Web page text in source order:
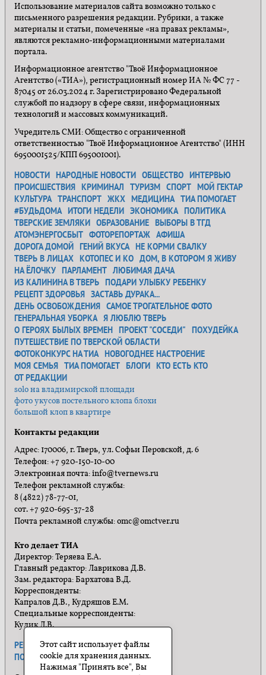
Использование материалов сайта возможно только с
письменного разрешения редакции. Рубрики, а также
материалы и статьи, помеченные «на правах рекламы»,
являются рекламно-информационными материалами
портала.
Информационное агентство "Твоё Информационное
Агентство («ТИА»), регистрационный номер ИА № ФС 77 -
87045 от 26.03.2024 г. Зарегистрировано Федеральной
службой по надзору в сфере связи, информационных
технологий и массовых коммуникаций.
Учредитель СМИ: Общество с ограниченной
ответственностью "Твоё Информационное Агентство" (ИНН
6950001525/КПП 695001001).
НОВОСТИ НАРОДНЫЕ НОВОСТИ ОБЩЕСТВО ИНТЕРВЬЮ
ПРОИСШЕСТВИЯ КРИМИНАЛ ТУРИЗМ СПОРТ МОЙ ГЕКТАР
КУЛЬТУРА ТРАНСПОРТ ЖКХ МЕДИЦИНА ТИА ПОМОГАЕТ
#БУДЬДОМА ИТОГИ НЕДЕЛИ ЭКОНОМИКА ПОЛИТИКА
ТВЕРСКИЕ ЗЕМЛЯКИ ОБРАЗОВАНИЕ ВЫБОРЫ В ТГД
АТОМЭНЕРГОСБЫТ ФОТОРЕПОРТАЖ АФИША
ДОРОГА ДОМОЙ ГЕНИЙ ВКУСА НЕ КОРМИ СВАЛКУ
ТВЕРЬ В ЛИЦАХ КОТОПЕС И КО ДОМ, В КОТОРОМ Я ЖИВУ
НА ЁЛОЧКУ ПАРЛАМЕНТ ЛЮБИМАЯ ДАЧА
ИЗ КАЛИНИНА В ТВЕРЬ ПОДАРИ УЛЫБКУ РЕБЕНКУ
РЕЦЕПТ ЗДОРОВЬЯ ЗАСТАВЬ ДУРАКА...
ДЕНЬ ОСВОБОЖДЕНИЯ САМОЕ ТРОГАТЕЛЬНОЕ ФОТО
ГЕНЕРАЛЬНАЯ УБОРКА Я ЛЮБЛЮ ТВЕРЬ
О ГЕРОЯХ БЫЛЫХ ВРЕМЕН ПРОЕКТ "СОСЕДИ"
ПОХУДЕЙКА
ПУТЕШЕСТВИЕ ПО ТВЕРСКОЙ ОБЛАСТИ
ФОТОКОНКУРС НА ТИА НОВОГОДНЕЕ НАСТРОЕНИЕ
МОЯ СЕМЬЯ ТИА ПОМОГАЕТ БЛОГИ КТО ЕСТЬ КТО
ОТ РЕДАКЦИИ
solo на владимирской площади
фото укусов постельного клопа блохи
большой клоп в квартире
Контакты редакции
Адрес: 170006, г. Тверь, ул. Софьи Перовской, д. 6
Телефон: +7 920-150-10-00
Электронная почта: info@tvernews.ru
Телефон рекламной службы:
8 (4822) 78-77-01,
сот. +7 920-695-37-28
Почта рекламной службы: omc@omctver.ru
Кто делает ТИА
Директор: Теряева Е.А.
Главный редактор: Лаврикова Д.В.
Зам. редактора: Бархатова В.Д.
Корреспонденты:
Капралов Д.В., Кудряшов Е.М.
Специальные корреспонденты:
Кулик Л.В.
РЕКЛАМА ПРАВИЛА САЙТА
ПОЛИТИКА КОНФИДЕНЦИАЛЬНОСТИ
Этот сайт использует файлы
cookie для хранения данных.
Нажимая "Принять все", Вы